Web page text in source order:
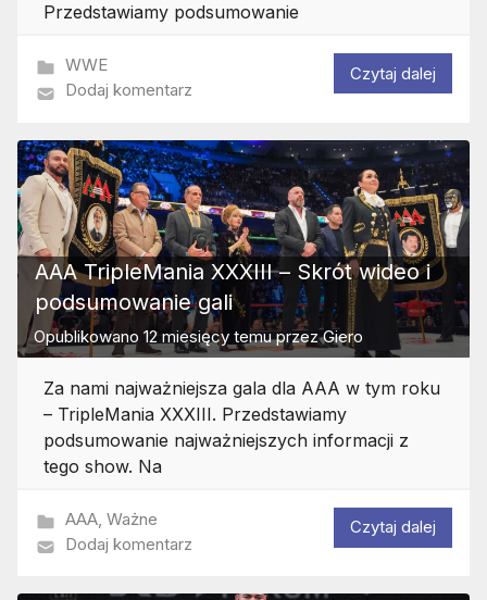
Przedstawiamy podsumowanie
WWE
Dodaj komentarz
Czytaj dalej
AAA TripleMania XXXIII – Skrót wideo i
podsumowanie gali
Opublikowano 12 miesięcy temuprzezGiero
Za nami najważniejsza gala dla AAA w tym roku
– TripleMania XXXIII. Przedstawiamy
podsumowanie najważniejszych informacji z
tego show. Na
AAA, Ważne
Dodaj komentarz
Czytaj dalej